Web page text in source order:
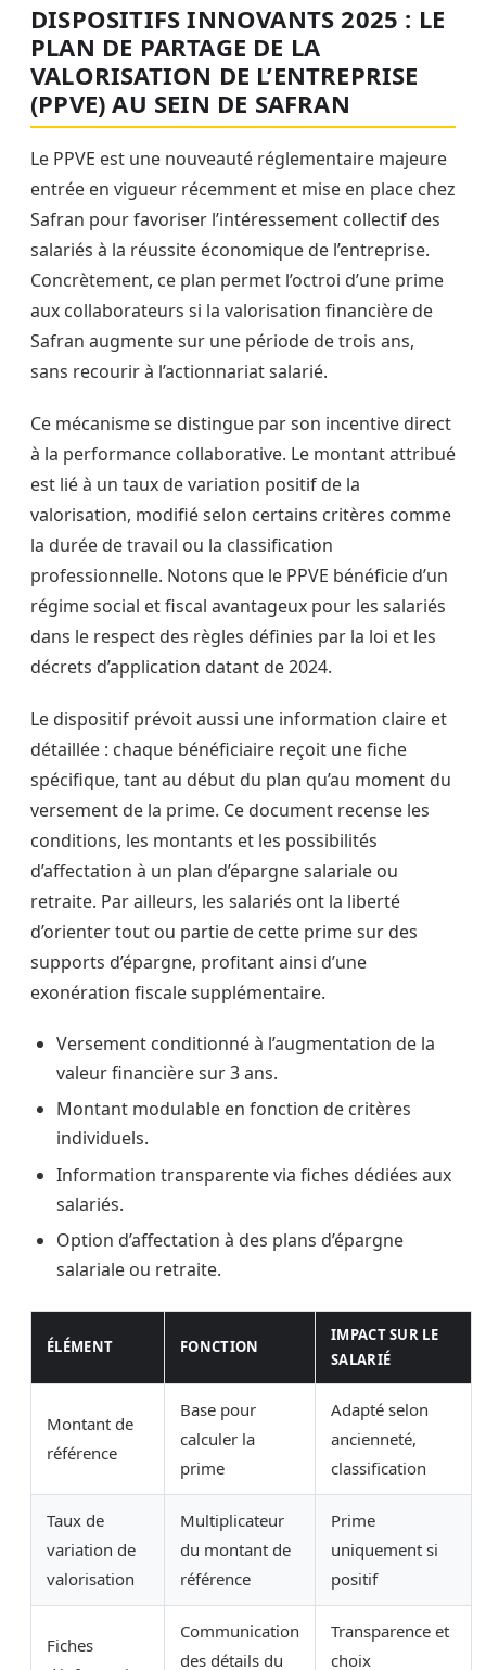
DISPOSITIFS INNOVANTS 2025 : LE
PLAN DE PARTAGE DE LA
VALORISATION DE L’ENTREPRISE
(PPVE) AU SEIN DE SAFRAN
Le PPVE est une nouveauté réglementaire majeure
entrée en vigueur récemment et mise en place chez
Safran pour favoriser l’intéressement collectif des
salariés à la réussite économique de l’entreprise.
Concrètement, ce plan permet l’octroi d’une prime
aux collaborateurs si la valorisation financière de
Safran augmente sur une période de trois ans,
sans recourir à l’actionnariat salarié.
Ce mécanisme se distingue par son incentive direct
à la performance collaborative. Le montant attribué
est lié à un taux de variation positif de la
valorisation, modifié selon certains critères comme
la durée de travail ou la classification
professionnelle. Notons que le PPVE bénéficie d’un
régime social et fiscal avantageux pour les salariés
dans le respect des règles définies par la loi et les
décrets d’application datant de 2024.
Le dispositif prévoit aussi une information claire et
détaillée : chaque bénéficiaire reçoit une fiche
spécifique, tant au début du plan qu’au moment du
versement de la prime. Ce document recense les
conditions, les montants et les possibilités
d’affectation à un plan d’épargne salariale ou
retraite. Par ailleurs, les salariés ont la liberté
d’orienter tout ou partie de cette prime sur des
supports d’épargne, profitant ainsi d’une
exonération fiscale supplémentaire.
Versement conditionné à l’augmentation de la
valeur financière sur 3 ans.
Montant modulable en fonction de critères
individuels.
Information transparente via fiches dédiées aux
salariés.
Option d’affectation à des plans d’épargne
salariale ou retraite.
ÉLÉMENT FONCTION
IMPACT SUR LE
SALARIÉ
Montant de
référence
Base pour
calculer la
prime
Adapté selon
ancienneté,
classification
Taux de
variation de
valorisation
Multiplicateur
du montant de
référence
Prime
uniquement si
positif
Fiches
Communication
des détails du
Transparence et
choix